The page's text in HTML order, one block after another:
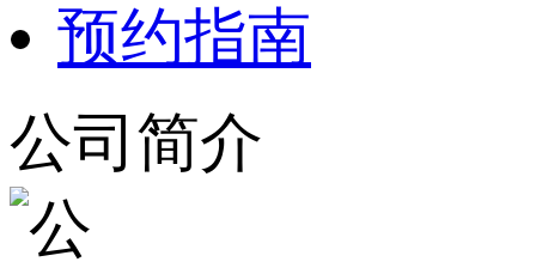
预约指南
公司简介